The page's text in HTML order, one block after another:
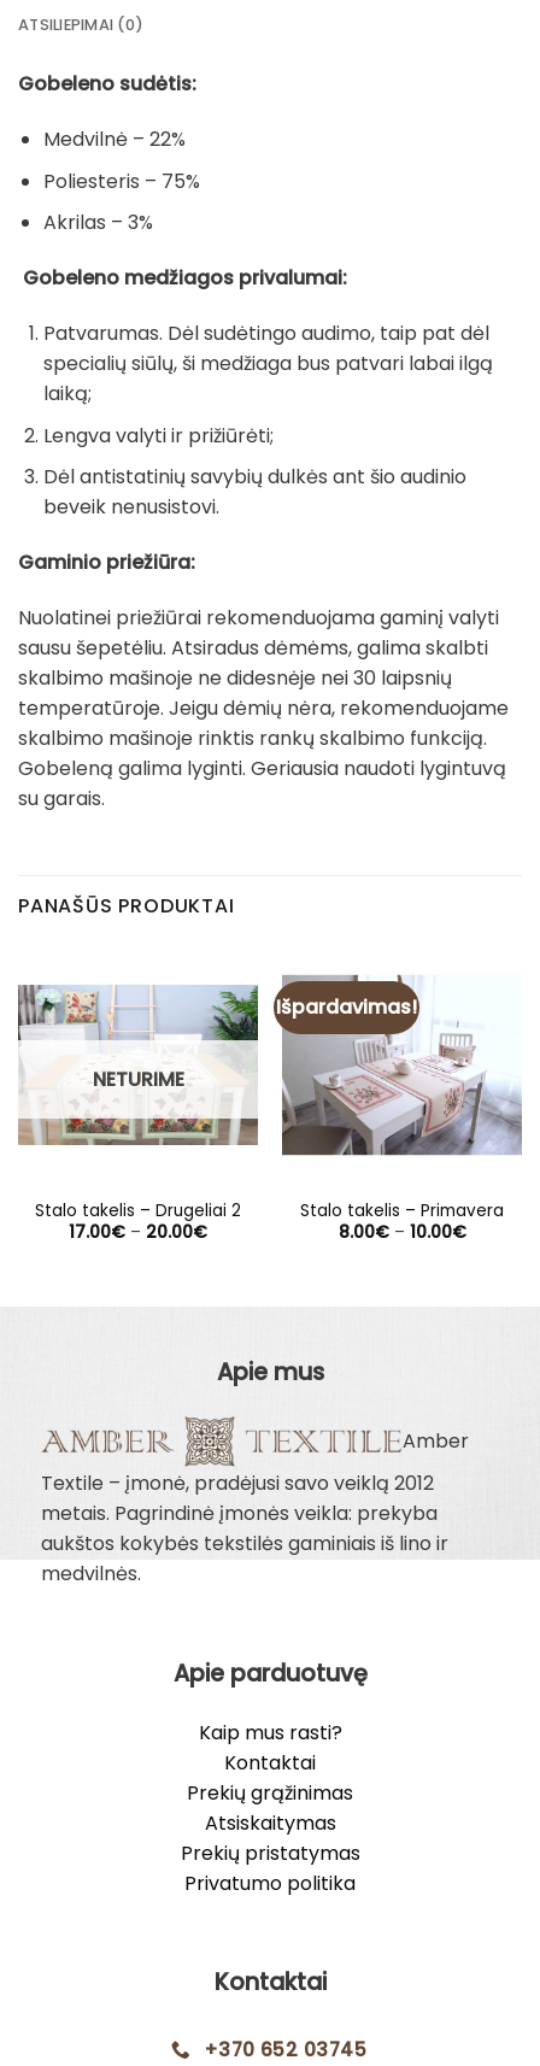
ATSILIEPIMAI (0)
Gobeleno sudėtis:
Medvilnė – 22%
Poliesteris – 75%
Akrilas – 3%
Gobeleno medžiagos privalumai:
Patvarumas. Dėl sudėtingo audimo, taip pat dėl
specialių siūlų, ši medžiaga bus patvari labai ilgą
laiką;
Lengva valyti ir prižiūrėti;
Dėl antistatinių savybių dulkės ant šio audinio
beveik nenusistovi.
Gaminio priežiūra:
Nuolatinei priežiūrai rekomenduojama gaminį valyti
sausu šepetėliu. Atsiradus dėmėms, galima skalbti
skalbimo mašinoje ne didesnėje nei 30 laipsnių
temperatūroje. Jeigu dėmių nėra, rekomenduojame
skalbimo mašinoje rinktis rankų skalbimo funkciją.
Gobeleną galima lyginti. Geriausia naudoti lygintuvą
su garais.
PANAŠŪS PRODUKTAI
NETURIME
Stalo takelis – Drugeliai 2
17.00€ – 20.00€Price
Išpardavimas!
Stalo takelis – Primavera
8.00€ – 10.00€Price
Apie mus
Amber
Textile – įmonė, pradėjusi savo veiklą 2012
metais. Pagrindinė įmonės veikla: prekyba
aukštos kokybės tekstilės gaminiais iš lino ir
medvilnės.
Apie parduotuvę
Kaip mus rasti?
Kontaktai
Prekių grąžinimas
Atsiskaitymas
Prekių pristatymas
Privatumo politika
Kontaktai
+370 652 03745